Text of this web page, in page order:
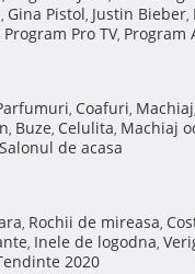
, Gina Pistol, Justin Bieber,
Program Pro TV, Program
, Coafuri, Machiaj,
, Buze, Celulita, Machiaj
Salonul de acasa
, Rochii de mireasa,
, Inele de logodna,
2020